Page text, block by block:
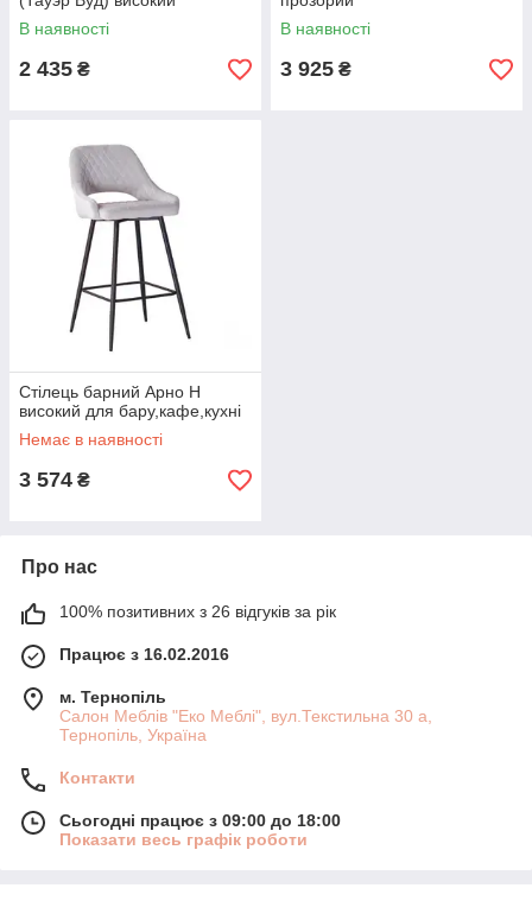
В наявності
2 435 ₴
В наявності
3 925 ₴
Стілець барний Арно Н
високий для бару,кафе,кухні
Немає в наявності
3 574 ₴
Про нас
100% позитивних з 26 відгуків за рік
Працює з 16.02.2016
м. Тернопіль
Салон Меблів "Еко Меблі", вул.Текстильна 30 а,
Тернопіль, Україна
Контакти
Сьогодні працює з 09:00 до 18:00
Показати весь графік роботи